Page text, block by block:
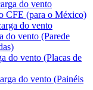
do vento
CFE (para o México)
do vento
do vento (Parede
do vento (Placas de
do vento (Painéis